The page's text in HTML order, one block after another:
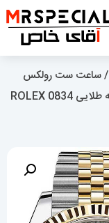
/ ساعت ست رولکس
مردانه و زنانه دیت جاست دو رنگ طلایی صفحه طلایی 0834 ROLEX